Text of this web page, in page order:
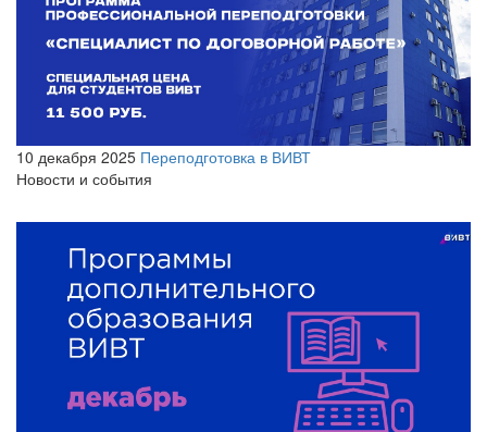
10 декабря 2025 Переподготовка в ВИВТ
Новости и события